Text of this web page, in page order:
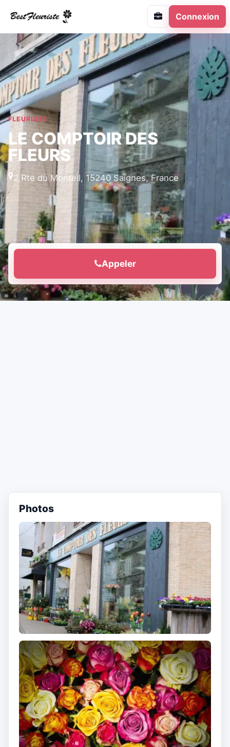
Connexion
FLEURISTE
LE COMPTOIR DES
FLEURS
2 Rte du Monteil, 15240 Saignes, France
Appeler
Photos